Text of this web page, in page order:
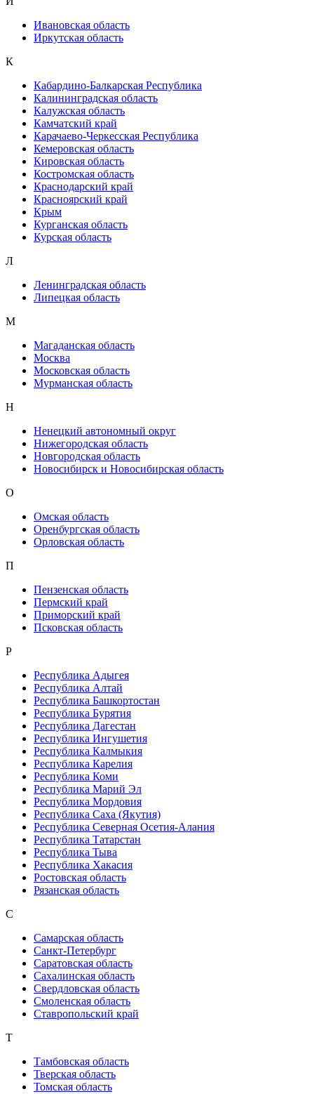
Ивановская область
Иркутская область
К
Кабардино-Балкарская Республика
Калининградская область
Калужская область
Камчатский край
Карачаево-Черкесская Республика
Кемеровская область
Кировская область
Костромская область
Краснодарский край
Красноярский край
Крым
Курганская область
Курская область
Л
Ленинградская область
Липецкая область
М
Магаданская область
Москва
Московская область
Мурманская область
Н
Ненецкий автономный округ
Нижегородская область
Новгородская область
Новосибирск и Новосибирская область
О
Омская область
Оренбургская область
Орловская область
П
Пензенская область
Пермский край
Приморский край
Псковская область
Р
Республика Адыгея
Республика Алтай
Республика Башкортостан
Республика Бурятия
Республика Дагестан
Республика Ингушетия
Республика Калмыкия
Республика Карелия
Республика Коми
Республика Марий Эл
Республика Мордовия
Республика Саха (Якутия)
Республика Северная Осетия-Алания
Республика Татарстан
Республика Тыва
Республика Хакасия
Ростовская область
Рязанская область
С
Самарская область
Санкт-Петербург
Саратовская область
Сахалинская область
Свердловская область
Смоленская область
Ставропольский край
Т
Тамбовская область
Тверская область
Томская область